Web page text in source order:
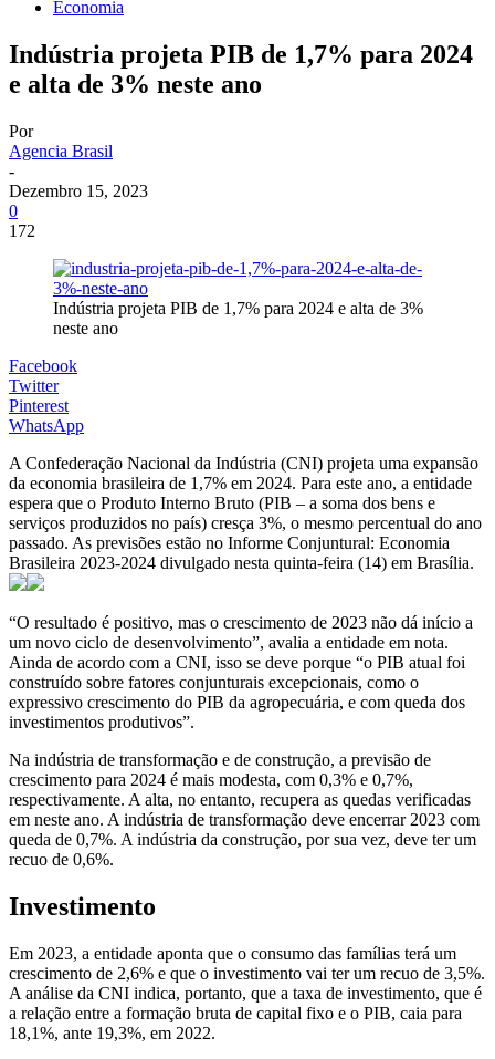
Economia
Indústria projeta PIB de 1,7% para 2024
e alta de 3% neste ano
Por
Agencia Brasil
-
Dezembro 15, 2023
0
172
Indústria projeta PIB de 1,7% para 2024 e alta de 3%
neste ano
Facebook
Twitter
Pinterest
WhatsApp
A Confederação Nacional da Indústria (CNI) projeta uma expansão
da economia brasileira de 1,7% em 2024. Para este ano, a entidade
espera que o Produto Interno Bruto (PIB – a soma dos bens e
serviços produzidos no país) cresça 3%, o mesmo percentual do ano
passado. As previsões estão no Informe Conjuntural: Economia
Brasileira 2023-2024 divulgado nesta quinta-feira (14) em Brasília.
“O resultado é positivo, mas o crescimento de 2023 não dá início a
um novo ciclo de desenvolvimento”, avalia a entidade em nota.
Ainda de acordo com a CNI, isso se deve porque “o PIB atual foi
construído sobre fatores conjunturais excepcionais, como o
expressivo crescimento do PIB da agropecuária, e com queda dos
investimentos produtivos”.
Na indústria de transformação e de construção, a previsão de
crescimento para 2024 é mais modesta, com 0,3% e 0,7%,
respectivamente. A alta, no entanto, recupera as quedas verificadas
em neste ano. A indústria de transformação deve encerrar 2023 com
queda de 0,7%. A indústria da construção, por sua vez, deve ter um
recuo de 0,6%.
Investimento
Em 2023, a entidade aponta que o consumo das famílias terá um
crescimento de 2,6% e que o investimento vai ter um recuo de 3,5%.
A análise da CNI indica, portanto, que a taxa de investimento, que é
a relação entre a formação bruta de capital fixo e o PIB, caia para
18,1%, ante 19,3%, em 2022.